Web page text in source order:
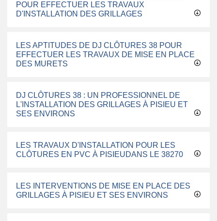
POUR EFFECTUER LES TRAVAUX
D'INSTALLATION DES GRILLAGES
LES APTITUDES DE DJ CLÔTURES 38 POUR
EFFECTUER LES TRAVAUX DE MISE EN PLACE
DES MURETS
DJ CLÔTURES 38 : UN PROFESSIONNEL DE
L'INSTALLATION DES GRILLAGES À PISIEU ET
SES ENVIRONS
LES TRAVAUX D'INSTALLATION POUR LES
CLÔTURES EN PVC À PISIEUDANS LE 38270
LES INTERVENTIONS DE MISE EN PLACE DES
GRILLAGES À PISIEU ET SES ENVIRONS